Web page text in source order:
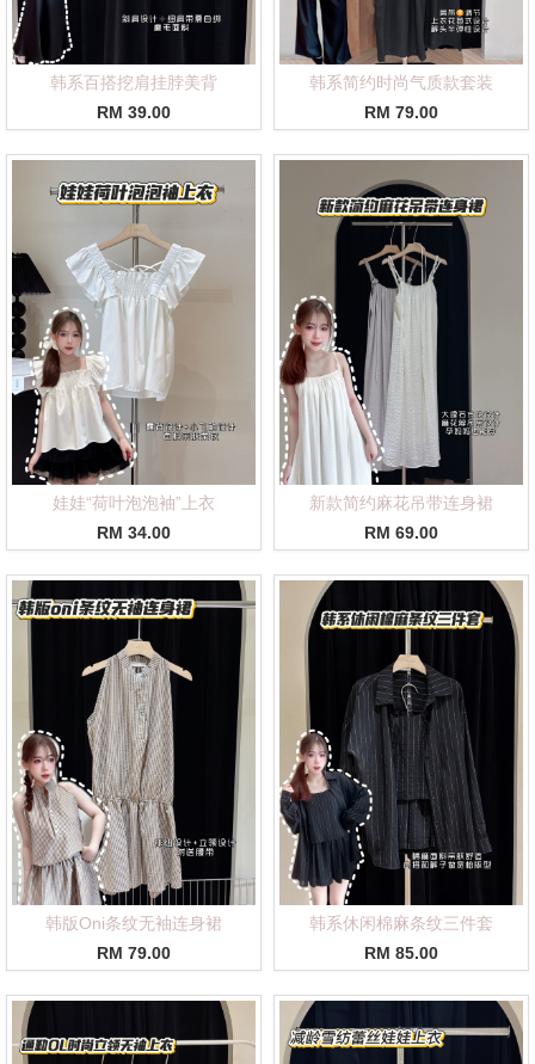
韩系百搭挖肩挂脖美背
RM 39.00
韩系简约时尚气质款套装
RM 79.00
娃娃“荷叶泡泡袖”上衣
RM 34.00
新款简约麻花吊带连身裙
RM 69.00
韩版Oni条纹无袖连身裙
RM 79.00
韩系休闲棉麻条纹三件套
RM 85.00